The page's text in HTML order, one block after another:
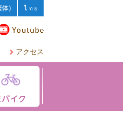
アクセス